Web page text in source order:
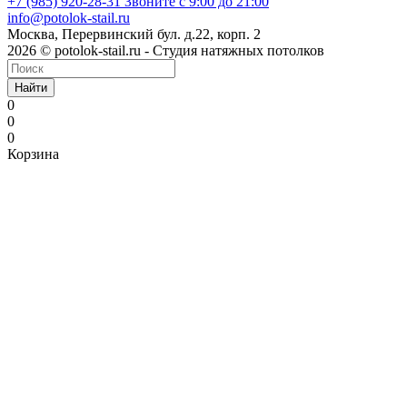
info@potolok-stail.ru
Москва, Перервинский бул. д.22, корп. 2
2026 © potolok-stail.ru - Студия натяжных потолков
Найти
0
0
0
Корзина